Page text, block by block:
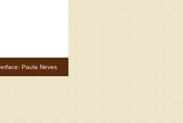
Paula Neves